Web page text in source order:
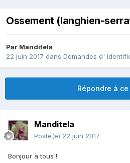
Ossement (langhien-
Par Manditela
22 juin 2017 dans Demandes d'
Répondre à
Manditela
Posté(e) 22 juin 2017
Bonjour à tous !